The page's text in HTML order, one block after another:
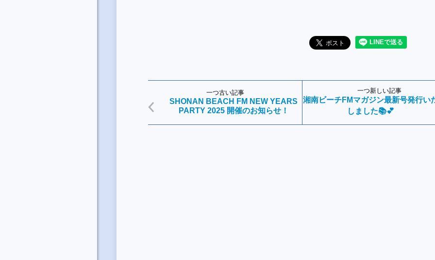
一つ古い記事
SHONAN BEACH FM NEW YEARS
PARTY 2025 開催のお知らせ！
一つ新しい記事
湘南ビーチFMマガジン最新号発行い
しました📚💕